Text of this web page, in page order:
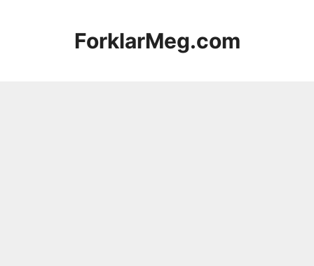
ForklarMeg.com